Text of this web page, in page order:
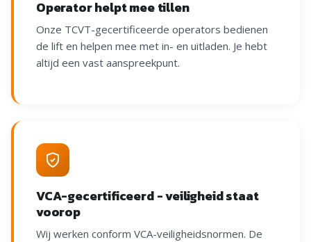
Operator helpt mee tillen
Onze TCVT-gecertificeerde operators bedienen
de lift en helpen mee met in- en uitladen. Je hebt
altijd een vast aanspreekpunt.
VCA-gecertificeerd - veiligheid staat
voorop
Wij werken conform VCA-veiligheidsnormen. De